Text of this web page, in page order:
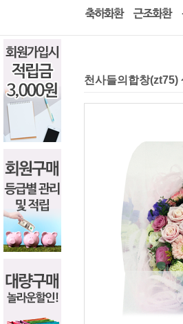
천사들의합창(zt75)